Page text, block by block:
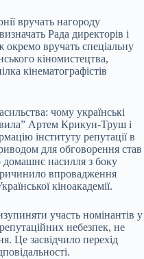
вручать нагороду
Рада директорів і
окремо вручать спеціальну
кіномистецтва,
кінематографістів
чому українські
Артем Крикун-Труш і
інституту репутації в
для обговорення став
домашнє насилля з боку
впровадження
кіноакадемії.
участь номінантів у
небезпек, не
Це засвідчило перехід